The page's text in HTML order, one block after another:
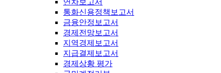
연차보고서
통화신용정책보고서
금융안정보고서
경제전망보고서
지역경제보고서
지급결제보고서
경제상황 평가